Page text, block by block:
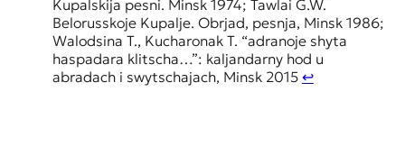
Kupalskija pesni. Minsk 1974; Tawlai G.W.
Belorusskoje Kupalje. Obrjad, pesnja, Minsk 1986;
Walodsina T., Kucharonak T. “adranoje shyta
haspadara klitscha…”: kaljandarny hod u
abradach i swytschajach, Minsk 2015 ↩︎